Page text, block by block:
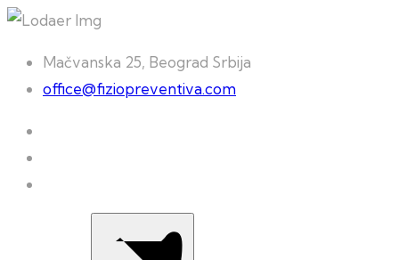
Mačvanska 25, Beograd Srbija
office@fiziopreventiva.com